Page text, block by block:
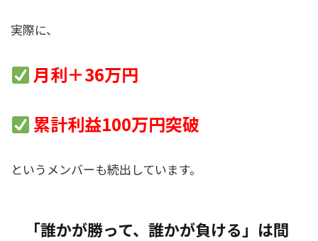
実際に、
月利＋36万円
累計利益100万円突破
というメンバーも続出しています。
「誰かが勝って、誰かが負ける」は間